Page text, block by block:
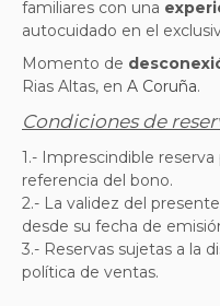
familiares con una
autocuidado en el
Momento de
Rias Altas, en A Coruña.
Condiciones de
1.- Imprescindible
referencia del bono.
2.- La validez del
desde su fecha de
3.- Reservas sujetas a la
política de ventas.